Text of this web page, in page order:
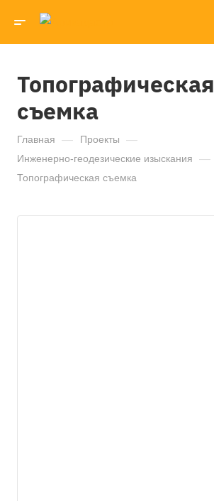
Топографическая
съемка
Главная — Проекты —
Инженерно-геодезические изыскания —
Топографическая съемка